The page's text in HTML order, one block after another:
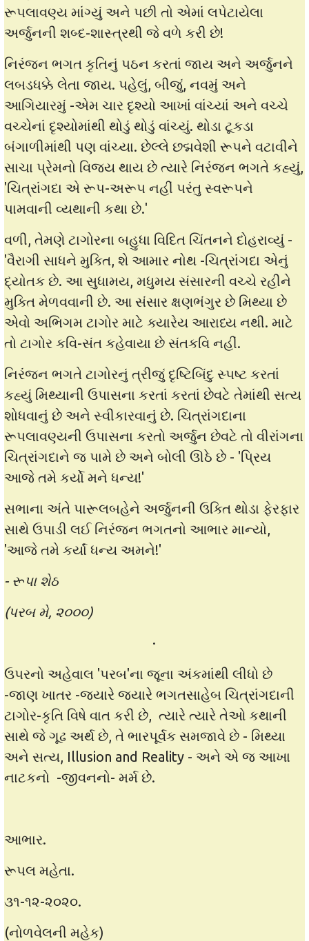
રૂપલાવણ્ય માંગ્યું અને પછી તો એમાં લપેટાયેલા
અર્જુનની શબ્દ-શાસ્ત્રથી જે વળે કરી છે!
નિરંજન ભગત કૃતિનું પઠન કરતાં જાય અને અર્જુનને
લબડધક્કે લેતા જાય. પહેલું, બીજું, નવમું અને
આગિયારમું -એમ ચાર દૃશ્યો આખાં વાંચ્યાં અને વચ્ચે
વચ્ચેનાં દૃશ્યોમાંથી થોડું થોડું વાંચ્યું. થોડા ટૂકડા
બંગાળીમાંથી પણ વાંચ્યા. છેલ્લે છદ્મવેશી રૂપને વટાવીને
સાચા પ્રેમનો વિજય થાય છે ત્યારે નિરંજન ભગતે કહ્યું,
'ચિત્રાંગદા એ રૂપ-અરૂપ નહીં પરંતુ સ્વરૂપને
પામવાની વ્યથાની કથા છે.'
વળી, તેમણે ટાગોરના બહુધા વિદિત ચિંતનને દોહરાવ્યું -
'વૈરાગી સાધને મુક્તિ, શે આમાર નોથ -ચિત્રાંગદા એનું
દ્યોતક છે. આ સુધામય, મધુમય સંસારની વચ્ચે રહીને
મુક્તિ મેળવવાની છે. આ સંસાર ક્ષણભંગુર છે મિથ્યા છે
એવો અભિગમ ટાગોર માટે ક્યારેય આરાધ્ય નથી. માટે
તો ટાગોર કવિ-સંત કહેવાયા છે સંતકવિ નહીં.
નિરંજન ભગતે ટાગોરનું ત્રીજું દૃષ્ટિબિંદુ સ્પષ્ટ કરતાં
કહ્યું મિથ્યાની ઉપાસના કરતાં કરતાં છેવટે તેમાંથી સત્ય
શોધવાનું છે અને સ્વીકારવાનું છે. ચિત્રાંગદાના
રૂપલાવણ્યની ઉપાસના કરતો અર્જુન છેવટે તો વીરાંગના
ચિત્રાંગદાને જ પામે છે અને બોલી ઊઠે છે - 'પ્રિય
આજે તમે કર્યો મને ધન્ય!'
સભાના અંતે પારૂલબહેને અર્જુનની ઉક્તિ થોડા ફેરફાર
સાથે ઉપાડી લઈ નિરંજન ભગતનો આભાર માન્યો,
'આજે તમે કર્યાં ધન્ય અમને!'
- રૂપા શેઠ
(પરબ મે, ૨૦૦૦)
·
ઉપરનો અહેવાલ 'પરબ'ના જૂના અંકમાંથી લીધો છે
-જાણ ખાતર -જ્યારે જ્યારે ભગતસાહેબ ચિત્રાંગદાની
ટાગોર-કૃતિ વિષે વાત કરી છે, ત્યારે ત્યારે તેઓ કથાની
સાથે જે ગૂઢ અર્થ છે, તે ભારપૂર્વક સમજાવે છે - મિથ્યા
અને સત્ય, Illusion and Reality - અને એ જ આખા
નાટકનો -જીવનનો- મર્મ છે.
આભાર.
રૂપલ મહેતા.
૩૧-૧૨-૨૦૨૦.
(નોળવેલની મહેક)